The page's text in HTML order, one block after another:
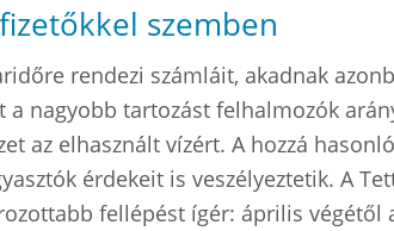
szemben
rendezi számláit, akadnak
nagyobb tartozást felhalmozók
az elhasznált vízért. A hozzá
érdekeit is veszélyeztetik. A
fellépést ígér: április végétől